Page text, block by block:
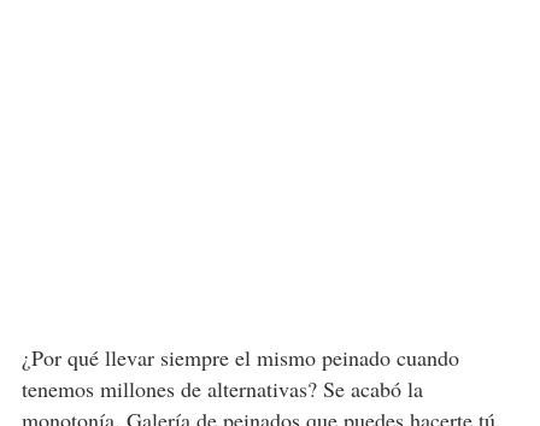
¿Por qué llevar siempre el mismo peinado cuando
tenemos millones de alternativas? Se acabó la
monotonía. Galería de peinados que puedes hacerte tú